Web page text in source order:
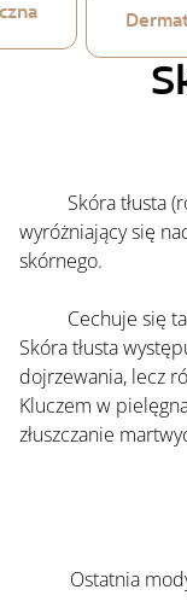
wyróżniający się
skórnego.
Skóra tłusta
dojrzewania, lecz
Kluczem w
złuszczanie
Ostatnia